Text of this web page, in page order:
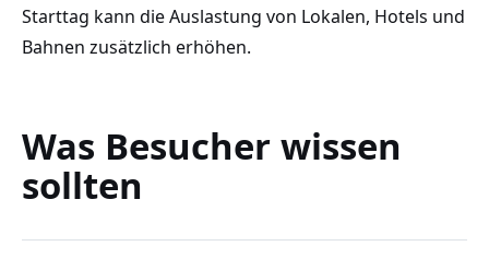
Starttag kann die Auslastung von Lokalen, Hotels und
Bahnen zusätzlich erhöhen.
Was Besucher wissen
sollten